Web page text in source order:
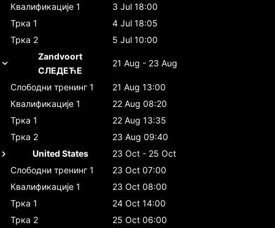
Квалификације 1
3 Jul 18:00
Трка 1
4 Jul 18:05
Трка 2
5 Jul 10:00
Zandvoort
СЛЕДЕЋЕ
21 Aug - 23 Aug
Слободни тренинг 1
21 Aug 13:00
Квалификације 1
22 Aug 08:20
Трка 1
22 Aug 13:35
Трка 2
23 Aug 09:40
United States
23 Oct - 25 Oct
Слободни тренинг 1
23 Oct 07:00
Квалификације 1
23 Oct 08:00
Трка 1
24 Oct 14:00
Трка 2
25 Oct 06:00